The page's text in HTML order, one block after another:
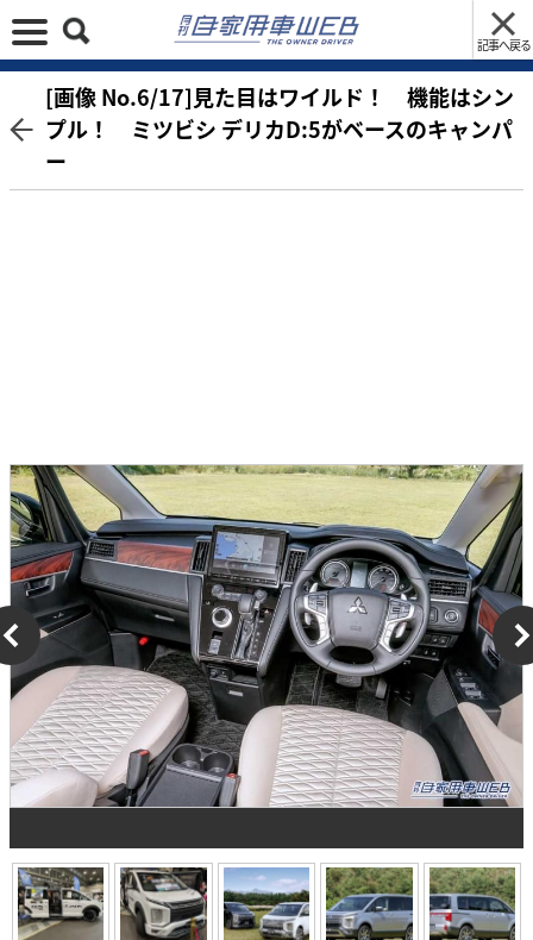
記事へ戻る
[画像 No.6/17]見た目はワイルド！ 機能はシン
プル！ ミツビシ デリカD:5がベースのキャンパ
ー